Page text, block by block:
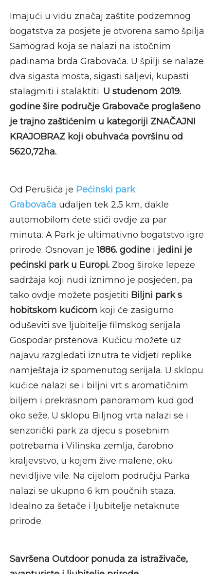
Imajući u vidu značaj zaštite podzemnog
bogatstva za posjete je otvorena samo špilja
Samograd koja se nalazi na istočnim
padinama brda Grabovača. U špilji se nalaze
dva sigasta mosta, sigasti saljevi, kupasti
stalagmiti i stalaktiti. U studenom 2019.
godine šire područje Grabovače proglašeno
je trajno zaštićenim u kategoriji ZNAČAJNI
KRAJOBRAZ koji obuhvaća površinu od
5620,72ha.
Od Perušića je Pećinski park
Grabovača udaljen tek 2,5 km, dakle
automobilom ćete stići ovdje za par
minuta. A Park je ultimativno bogatstvo igre
prirode. Osnovan je1886. godine i jedini je
pećinski park u Europi. Zbog široke lepeze
sadržaja koji nudi iznimno je posjećen, pa
tako ovdje možete posjetiti Biljni park s
hobitskom kućicom koji će zasigurno
oduševiti sve ljubitelje filmskog serijala
Gospodar prstenova. Kućicu možete uz
najavu razgledati iznutra te vidjeti replike
namještaja iz spomenutog serijala. U sklopu
kućice nalazi se i biljni vrt s aromatičnim
biljem i prekrasnom panoramom kud god
oko seže. U sklopu Biljnog vrta nalazi se i
senzorički park za djecu s posebnim
potrebama i Vilinska zemlja, čarobno
kraljevstvo, u kojem žive malene, oku
nevidljive vile. Na cijelom području Parka
nalazi se ukupno 6 km poučnih staza.
Idealno za šetače i ljubitelje netaknute
prirode.
Savršena Outdoor ponuda za istraživače,